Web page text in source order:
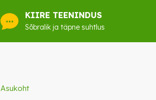
KIIRE TEENINDUS
Sõbralik ja täpne suhtlus
Asukoht